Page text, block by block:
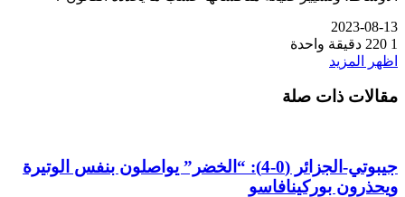
2023-08-13
1
دقيقة واحدة
اظهر المزيد
مقالات ذات صلة
جيبوتي-الجزائر (0-4): “الخضر” يواصلون بنفس الوتيرة
ويحذرون بوركينافاسو